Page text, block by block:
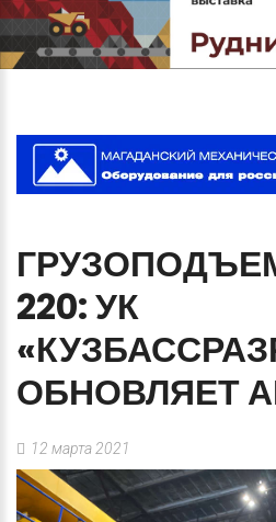
220:УК
ОБНОВЛЯЕТ
12 марта 2021